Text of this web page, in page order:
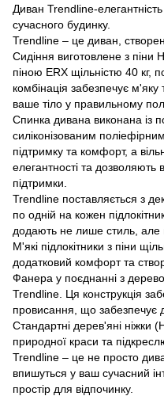
Диван Trendline-
сучасного будинку.
Trendline – це диван,
Сидіння виготовлене з піни
піною ERX щільністю 40 кг,
комбінація забезпечує
ваше тіло у правильному
Спинка дивана виконана із
силіконізованим
підтримку та комфорт, а
елегантності та дозволяють
підтримки.
Trendline поставляється з
по одній на кожен
додають не лише стиль,
М'які підлокітники з піни
додатковий комфорт та
Фанера у поєднанні з
Trendline. Ця конструкція
провисання, що забезпечує
Стандартні дерев'яні
природної краси та
Trendline – це не просто
впишуться у ваш сучасний
простір для відпочинку.